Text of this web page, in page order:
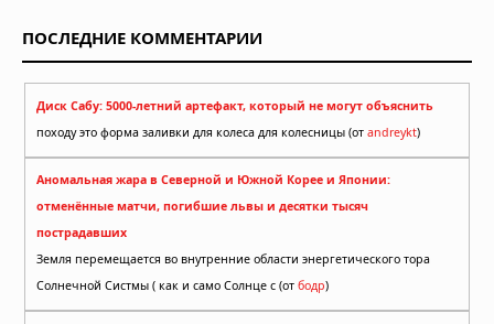
ПОСЛЕДНИЕ КОММЕНТАРИИ
Диск Сабу: 5000-летний артефакт, который не могут объяснить
походу это форма заливки для колеса для колесницы (от andreykt)
Аномальная жара в Северной и Южной Корее и Японии:
отменённые матчи, погибшие львы и десятки тысяч
пострадавших
Земля перемещается во внутренние области энергетического тора
Солнечной Систмы ( как и само Солнце с (от бодр)